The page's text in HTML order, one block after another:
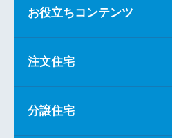
お役立ちコンテンツ
注文住宅
分譲住宅